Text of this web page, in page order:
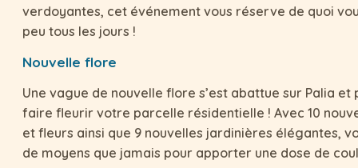
verdoyantes, cet événement vous réserve de quoi
peu tous les jours !
Nouvelle flore
Une vague de nouvelle flore s’est abattue sur Palia et
faire fleurir votre parcelle résidentielle ! Avec 10
et fleurs ainsi que 9 nouvelles jardinières élégantes,
de moyens que jamais pour apporter une dose de